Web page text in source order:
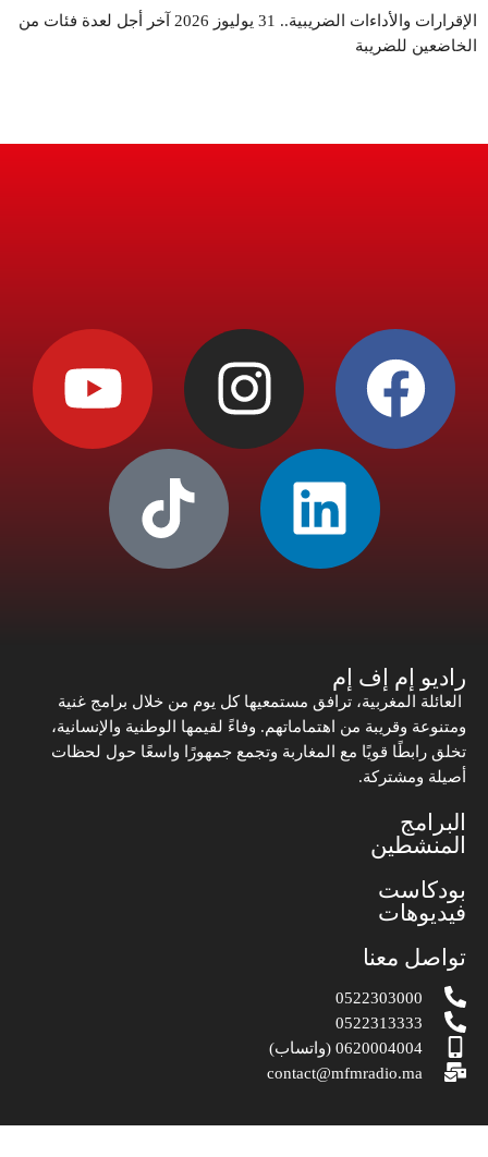
الإقرارات والأداءات الضريبية.. 31 يوليوز 2026 آخر أجل لعدة فئات من
الخاضعين للضريبة
راديو إم إف إم
العائلة المغربية، ترافق مستمعيها كل يوم من خلال برامج غنية
ومتنوعة وقريبة من اهتماماتهم. وفاءً لقيمها الوطنية والإنسانية،
تخلق رابطًا قويًا مع المغاربة وتجمع جمهورًا واسعًا حول لحظات
أصيلة ومشتركة.
البرامج
المنشطين
بودكاست
فيديوهات
تواصل معنا
0522303000
0522313333
0620004004 (واتساب)
contact@mfmradio.ma